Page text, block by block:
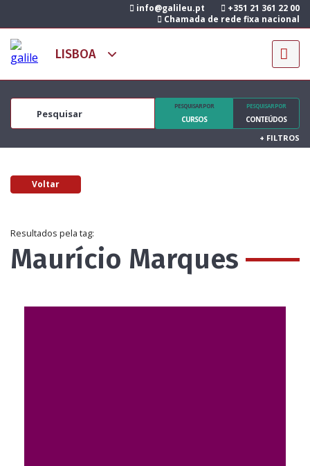
info@galileu.pt
+351 21 361 22 00
Chamada de rede fixa nacional
PESQUISAR POR
CURSOS
PESQUISAR POR
CONTEÚDOS
+ FILTROS
Voltar
Resultados pela tag:
Maurício Marques